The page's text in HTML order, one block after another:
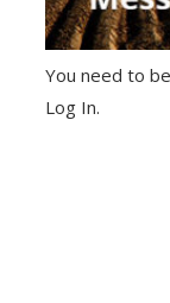
You need to
Log In.